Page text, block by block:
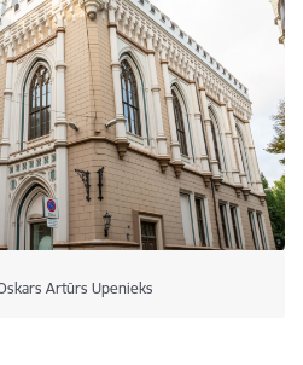
Artūrs Upenieks